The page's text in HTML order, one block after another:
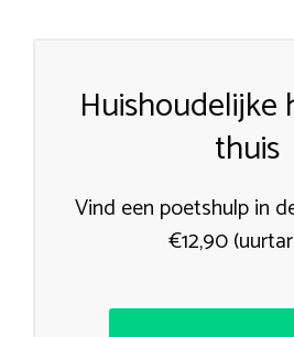
Huishoudelijke
thuis
Vind een poetshulp in
€12,90